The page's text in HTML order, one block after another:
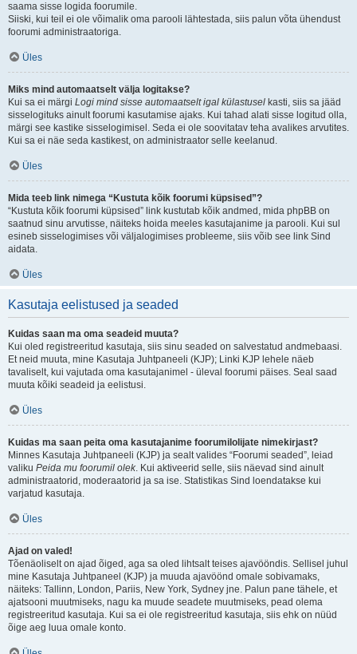
saama sisse logida foorumile.
Siiski, kui teil ei ole võimalik oma parooli lähtestada, siis palun võta ühendust
foorumi administraatoriga.
Üles
Miks mind automaatselt välja logitakse?
Kui sa ei märgi Logi mind sisse automaatselt igal külastusel kasti, siis sa jääd
sisselogituks ainult foorumi kasutamise ajaks. Kui tahad alati sisse logitud olla,
märgi see kastike sisselogimisel. Seda ei ole soovitatav teha avalikes arvutites.
Kui sa ei näe seda kastikest, on administraator selle keelanud.
Üles
Mida teeb link nimega “Kustuta kõik foorumi küpsised”?
“Kustuta kõik foorumi küpsised” link kustutab kõik andmed, mida phpBB on
saatnud sinu arvutisse, näiteks hoida meeles kasutajanime ja parooli. Kui sul
esineb sisselogimises või väljalogimises probleeme, siis võib see link Sind
aidata.
Üles
Kasutaja eelistused ja seaded
Kuidas saan ma oma seadeid muuta?
Kui oled registreeritud kasutaja, siis sinu seaded on salvestatud andmebaasi.
Et neid muuta, mine Kasutaja Juhtpaneeli (KJP); Linki KJP lehele näeb
tavaliselt, kui vajutada oma kasutajanimel - üleval foorumi päises. Seal saad
muuta kõiki seadeid ja eelistusi.
Üles
Kuidas ma saan peita oma kasutajanime foorumilolijate nimekirjast?
Minnes Kasutaja Juhtpaneeli (KJP) ja sealt valides “Foorumi seaded”, leiad
valiku Peida mu foorumil olek. Kui aktiveerid selle, siis näevad sind ainult
administraatorid, moderaatorid ja sa ise. Statistikas Sind loendatakse kui
varjatud kasutaja.
Üles
Ajad on valed!
Tõenäoliselt on ajad õiged, aga sa oled lihtsalt teises ajavööndis. Sellisel juhul
mine Kasutaja Juhtpaneel (KJP) ja muuda ajavöönd omale sobivamaks,
näiteks: Tallinn, London, Pariis, New York, Sydney jne. Palun pane tähele, et
ajatsooni muutmiseks, nagu ka muude seadete muutmiseks, pead olema
registreeritud kasutaja. Kui sa ei ole registreeritud kasutaja, siis ehk on nüüd
õige aeg luua omale konto.